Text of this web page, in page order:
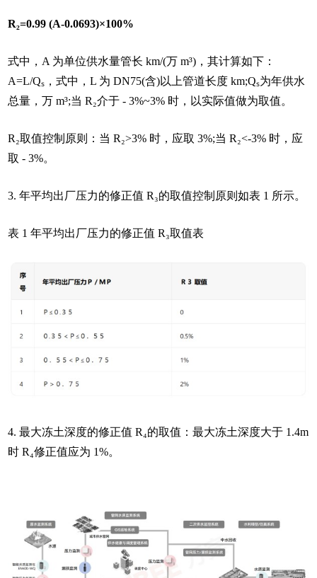
R₂=0.99 (A-0.0693)×100%
式中，A 为单位供水量管长 km/(万 m³)，其计算如下：
A=L/Qₛ，式中，L 为 DN75(含)以上管道长度 km;Qₛ为年供水
总量，万 m³;当 R₂介于 - 3%~3% 时，以实际值做为取值。
R₂取值控制原则：当 R₂>3% 时，应取 3%;当 R₂<-3% 时，应
取 - 3%。
3. 年平均出厂压力的修正值 R₃的取值控制原则如表 1 所示。
表 1 年平均出厂压力的修正值 R₃取值表
4. 最大冻土深度的修正值 R₄的取值：最大冻土深度大于 1.4m
时 R₄修正值应为 1%。